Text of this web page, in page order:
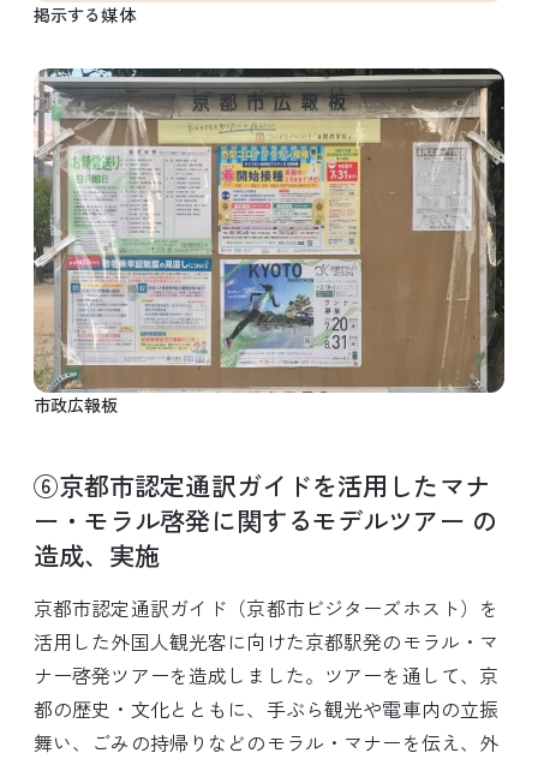
掲示する媒体
市政広報板
⑥京都市認定通訳ガイドを活用したマナ
ー・モラル啓発に関するモデルツアー の
造成、実施
京都市認定通訳ガイド（京都市ビジターズホスト）を
活用した外国人観光客に向けた京都駅発のモラル・マ
ナー啓発ツアーを造成しました。ツアーを通して、京
都の歴史・文化とともに、手ぶら観光や電車内の立振
舞い、ごみの持帰りなどのモラル・マナーを伝え、外